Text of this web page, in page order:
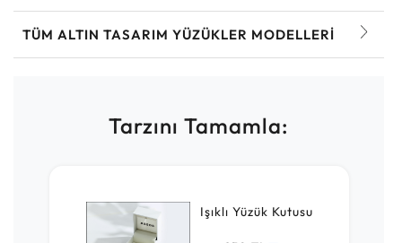
TÜM ALTIN TASARIM YÜZÜKLER MODELLERI
Tarzını Tamamla:
Işıklı Yüzük Kutusu